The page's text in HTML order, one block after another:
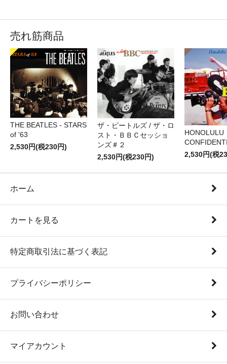
売れ筋商品
THE BEATLES - STARS
of '63
2,530円(税230円)
ザ・ビートルズ / ザ・ロ
スト・ＢＢＣセッショ
ンズ＃２
2,530円(税230円)
HONOLULU
2,530円(税
ホーム
カートを見る
特定商取引法に基づく表記
プライバシーポリシー
お問い合わせ
マイアカウント